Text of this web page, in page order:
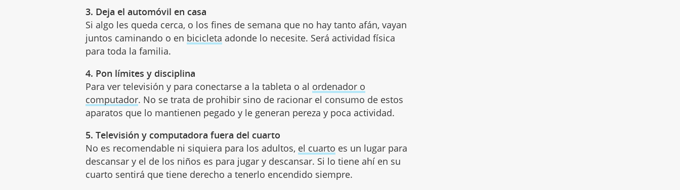
3. Deja el automóvil en casa
Si algo les queda cerca, o los fines de semana que no hay tanto afán, vayan
juntos caminando o en bicicleta adonde lo necesite. Será actividad física
para toda la familia.
4. Pon límites y disciplina
Para ver televisión y para conectarse a la tableta o al ordenador o
computador. No se trata de prohibir sino de racionar el consumo de estos
aparatos que lo mantienen pegado y le generan pereza y poca actividad.
5. Televisión y computadora fuera del cuarto
No es recomendable ni siquiera para los adultos, el cuarto es un lugar para
descansar y el de los niños es para jugar y descansar. Si lo tiene ahí en su
cuarto sentirá que tiene derecho a tenerlo encendido siempre.